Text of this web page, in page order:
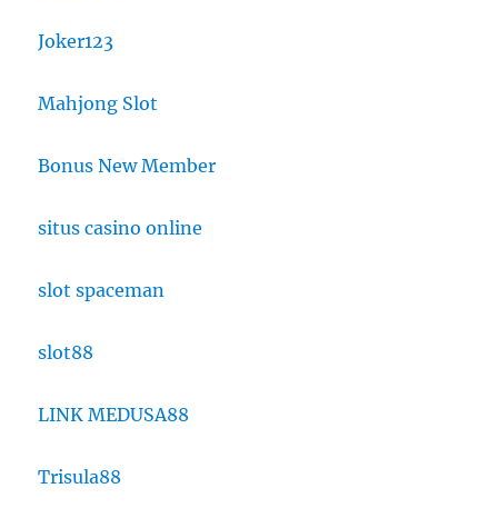
Joker123
Mahjong Slot
Bonus New Member
situs casino online
slot spaceman
slot88
LINK MEDUSA88
Trisula88